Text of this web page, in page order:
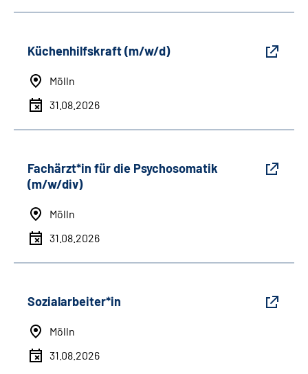
Küchenhilfskraft (m/w/d)
Mölln
31.08.2026
Fachärzt*in für die Psychosomatik
(m/w/div)
Mölln
31.08.2026
Sozialarbeiter*in
Mölln
31.08.2026